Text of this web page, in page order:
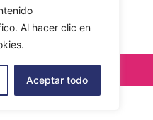
Al hacer clic en
Aceptar todo